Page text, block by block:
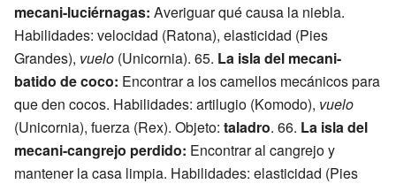
mecani-luciérnagas: Averiguar qué causa la niebla.
Habilidades: velocidad (Ratona), elasticidad (Pies
Grandes), vuelo (Unicornia). 65. La isla del mecani-
batido de coco: Encontrar a los camellos mecánicos para
que den cocos. Habilidades: artilugio (Komodo), vuelo
(Unicornia), fuerza (Rex). Objeto: taladro. 66. La isla del
mecani-cangrejo perdido: Encontrar al cangrejo y
mantener la casa limpia. Habilidades: elasticidad (Pies